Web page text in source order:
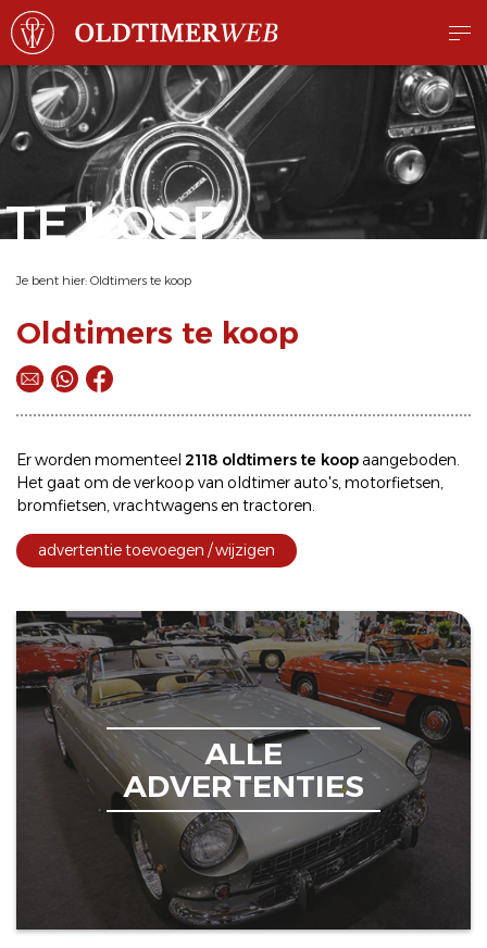
TE KOOP
Je bent hier: Oldtimers te koop
Oldtimers te koop
Er worden momenteel 2118 oldtimers te koopaangeboden.
Het gaat om deverkoop van oldtimerauto's,motorfietsen,
bromfietsen,vrachtwagens en tractoren.
advertentie toevoegen / wijzigen
ALLE
ADVERTENTIES